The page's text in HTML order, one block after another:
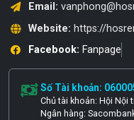
Email:
Website: https://
Facebook: Fanpage
Số Tài khoản:
Chủ tài khoản: Hội Nội
Ngân hàng: